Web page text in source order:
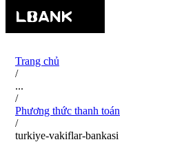
Trang chủ
/
...
/
Phương thức thanh toán
/
turkiye-vakiflar-bankasi